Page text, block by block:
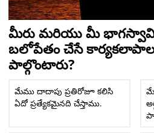
మీరు మరియు మీ
బలోపేతం చేసే
పాల్గొంటారు?
మేము దాదాపు ప్రతిరోజూ కలిసి
ఏదో ప్రత్యేకమైనది చేస్తాము.